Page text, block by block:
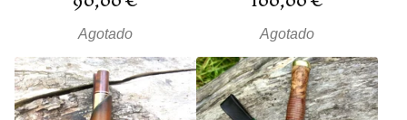
Agotado Agotado